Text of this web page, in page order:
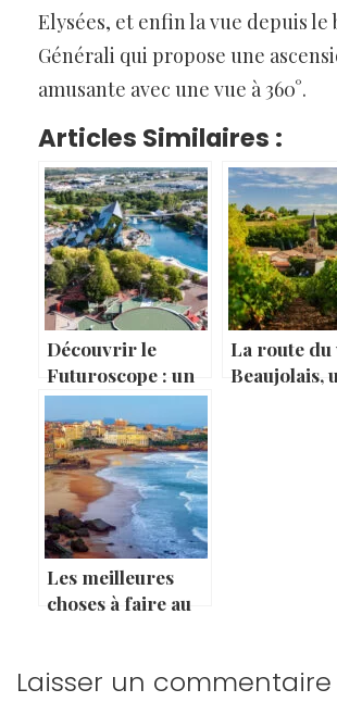
Elysées, et enfin la vue depuis le
Générali qui propose une
amusante avec une vue à 360°.
Articles Similaires :
Découvrir le
Futuroscope : un
parc d’attractions
unique en France
La route du
Beaujolais,
Les meilleures
choses à faire au
Laisser un commentaire